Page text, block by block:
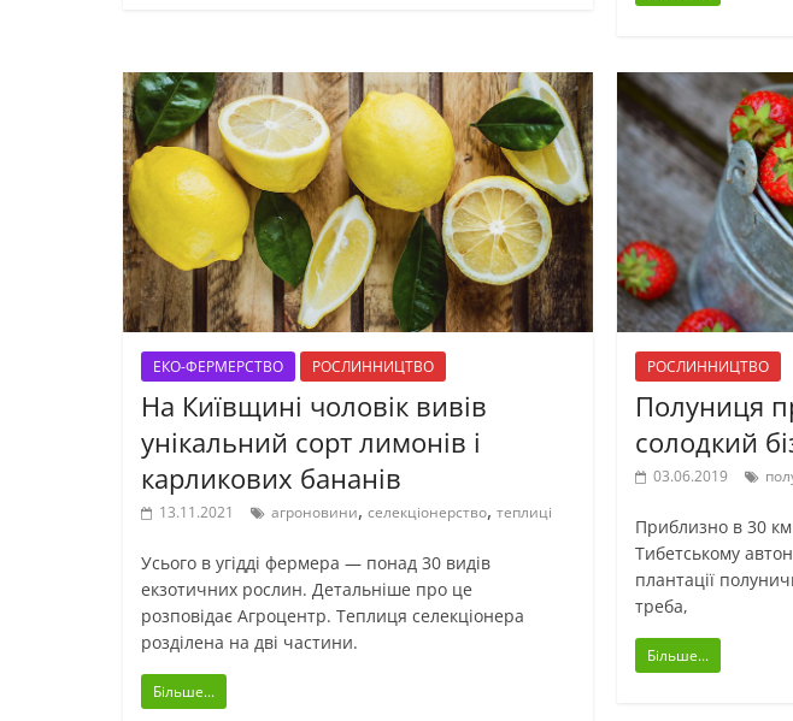
ЕКО-ФЕРМЕРСТВО РОСЛИННИЦТВО
На Київщині чоловік вивів
унікальний сорт лимонів і
карликових бананів
13.11.2021 агроновини, селекціонерство, теплиці
Усього в угідді фермера — понад 30 видів
екзотичних рослин. Детальніше про це
розповідає Агроцентр. Теплиця селекціонера
розділена на дві частини.
Більше...
РОСЛИННИЦТВО
Полуниця
солодкий
03.06.2019
Приблизно в 30 км
Тибетському
плантації
треба,
Більше...